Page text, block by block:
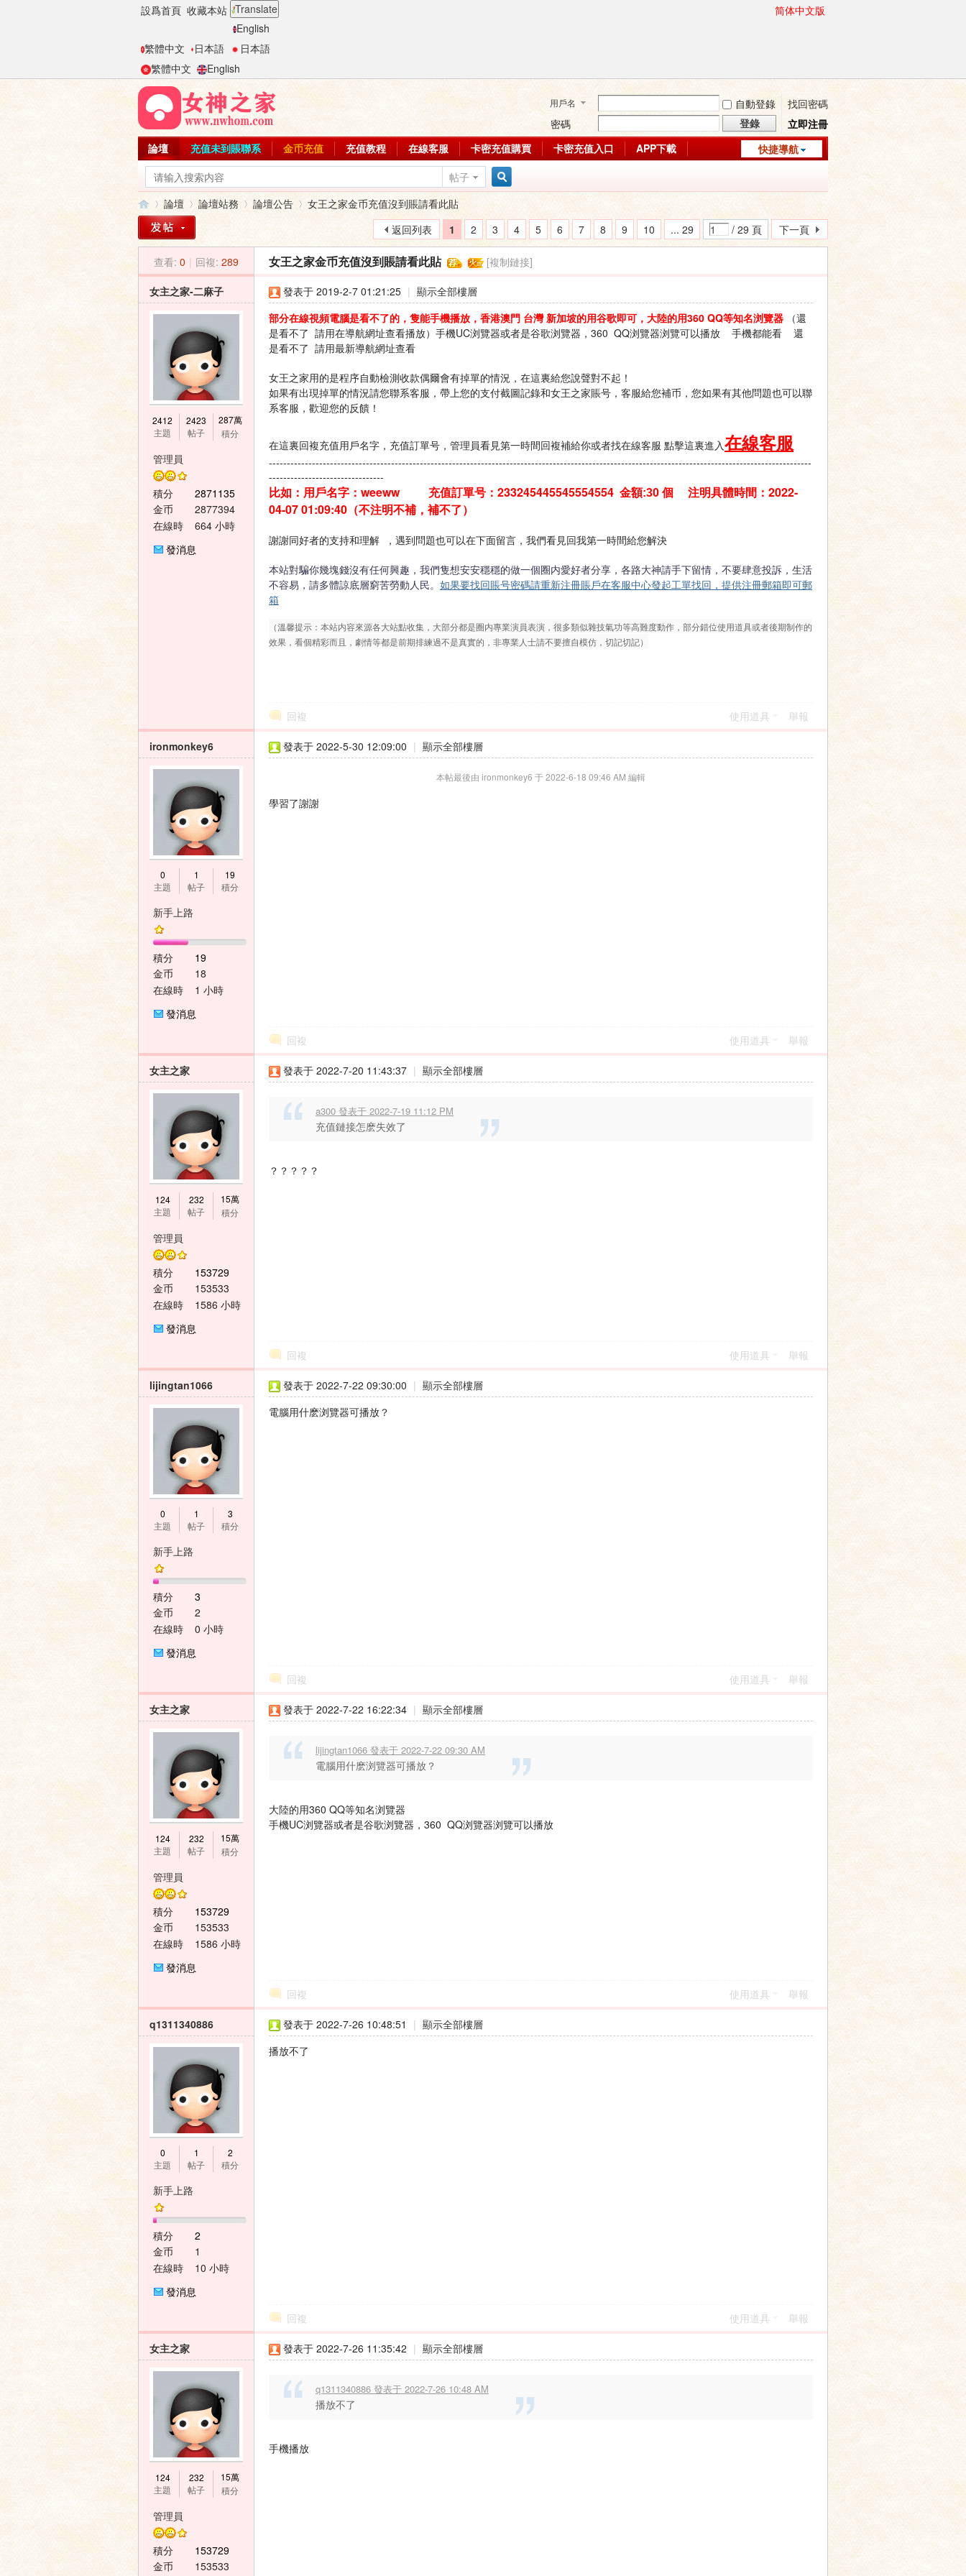
設爲首頁 收藏本站 Translate
English
繁體中文
日本語
日本語
繁體中文
English
简体中文版
用戶名 自動登錄
找回密碼
密碼
登錄
立即注冊
快捷導航
論壇 充值未到賬聯系 金币充值 充值教程 在線客服 卡密充值購買 卡密充值入口
APP下載
帖子
索
»
論壇
›
論壇站務 論壇公告
›
女王之家金币充值沒到賬請看此貼
1
2 3 4 5 6 7 8 9 10 ... 29 / 29 頁 下一頁
返回列表
查看: 0 | 回複: 289 女王之家金币充值沒到賬請看此貼 [複制鏈接]
女主之家-二麻子
2412
主題
2423
帖子
287萬
積分
管理員
積分
2871135
金币
2877394
在線時
664 小時
發消息
發表于 2019-2-7 01:21:25 | 顯示全部樓層
部分在線視頻電腦是看不了的，隻能手機播放，香港澳門 台灣 新加坡的用谷歌即可，大陸的用360 QQ等知名浏覽器 （還
是看不了 請用在導航網址查看播放）手機UC浏覽器或者是谷歌浏覽器，360 QQ浏覽器浏覽可以播放 手機都能看 還
是看不了 請用最新導航網址查看
女王之家用的是程序自動檢測收款偶爾會有掉單的情況，在這裏給您說聲對不起！
如果有出現掉單的情況請您聯系客服，帶上您的支付截圖記錄和女王之家賬号，客服給您補币，您如果有其他問題也可以聯
系客服，歡迎您的反饋！
在這裏回複充值用戶名字，充值訂單号，管理員看見第一時間回複補給你或者找在線客服 點擊這裏進入在線客服
-------------------------------------------------------------------------------------------------------------------------------------------------------
--------------------------------
比如：用戶名字：weeww 充值訂單号：233245445545554554 金額:30 個 注明具體時間：2022-
04-07 01:09:40（不注明不補，補不了）
謝謝同好者的支持和理解 ，遇到問題也可以在下面留言，我們看見回我第一時間給您解決
本站對騙你幾塊錢沒有任何興趣，我們隻想安安穩穩的做一個圈内愛好者分享，各路大神請手下留情，不要肆意投訴，生活
不容易，請多體諒底層窮苦勞動人民。 如果要找回賬号密碼請重新注冊賬戶在客服中心發起工單找回，提供注冊郵箱即可郵
箱
（溫馨提示：本站内容來源各大站點收集，大部分都是圈内專業演員表演，很多類似雜技氣功等高難度動作，部分錯位使用道具或者後期制作的
效果，看個精彩而且，劇情等都是前期排練過不是真實的，非專業人士請不要擅自模仿，切記切記）
回複 使用道具 舉報
ironmonkey6
0
主題
1
帖子
19
積分
新手上路
積分
19
金币
18
在線時
1 小時
發消息
發表于 2022-5-30 12:09:00 | 顯示全部樓層
本帖最後由 ironmonkey6 于 2022-6-18 09:46 AM 編輯
學習了謝謝
回複 使用道具 舉報
女主之家
124
主題
232
帖子
15萬
積分
管理員
積分
153729
金币
153533
在線時
1586 小時
發消息
發表于 2022-7-20 11:43:37 | 顯示全部樓層
a300 發表于 2022-7-19 11:12 PM
充值鏈接怎麽失效了
？？？？？
回複 使用道具 舉報
lijingtan1066
0
主題
1
帖子
3
積分
新手上路
積分
3
金币
2
在線時
0 小時
發消息
發表于 2022-7-22 09:30:00 | 顯示全部樓層
電腦用什麽浏覽器可播放？
回複 使用道具 舉報
女主之家
124
主題
232
帖子
15萬
積分
管理員
積分
153729
金币
153533
在線時
1586 小時
發消息
發表于 2022-7-22 16:22:34 | 顯示全部樓層
lijingtan1066 發表于 2022-7-22 09:30 AM
電腦用什麽浏覽器可播放？
大陸的用360 QQ等知名浏覽器
手機UC浏覽器或者是谷歌浏覽器，360 QQ浏覽器浏覽可以播放
回複 使用道具 舉報
q1311340886
0
主題
1
帖子
2
積分
新手上路
積分
2
金币
1
在線時
10 小時
發消息
發表于 2022-7-26 10:48:51 | 顯示全部樓層
播放不了
回複 使用道具 舉報
女主之家
124
主題
232
帖子
15萬
積分
管理員
積分
153729
金币
153533
發表于 2022-7-26 11:35:42 | 顯示全部樓層
q1311340886 發表于 2022-7-26 10:48 AM
播放不了
手機播放